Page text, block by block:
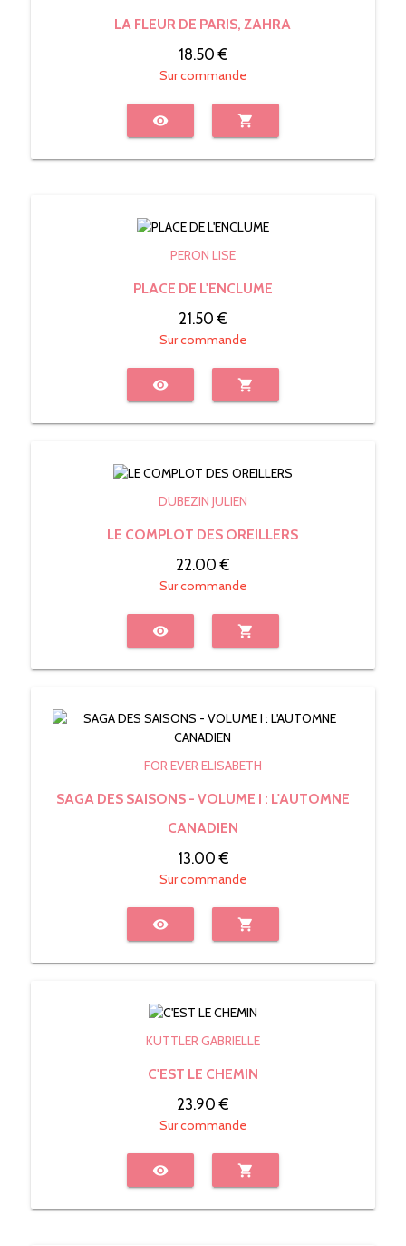
LA FLEUR DE PARIS, ZAHRA
18.50 €
Sur commande
visibility shopping_cart
PERON LISE
PLACE DE L'ENCLUME
21.50 €
Sur commande
visibility shopping_cart
DUBEZIN JULIEN
LE COMPLOT DES OREILLERS
22.00 €
Sur commande
visibility shopping_cart
FOR EVER ELISABETH
SAGA DES SAISONS - VOLUME I : L'AUTOMNE
CANADIEN
13.00 €
Sur commande
visibility shopping_cart
KUTTLER GABRIELLE
C'EST LE CHEMIN
23.90 €
Sur commande
visibility shopping_cart